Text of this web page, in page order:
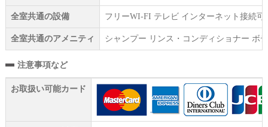
全室共通の設備 フリーWI‐FI テレビ インターネット接続
全室共通のアメニティ シャンプー リンス・コンディショナー ボ
注意事項など
お取扱い可能カード